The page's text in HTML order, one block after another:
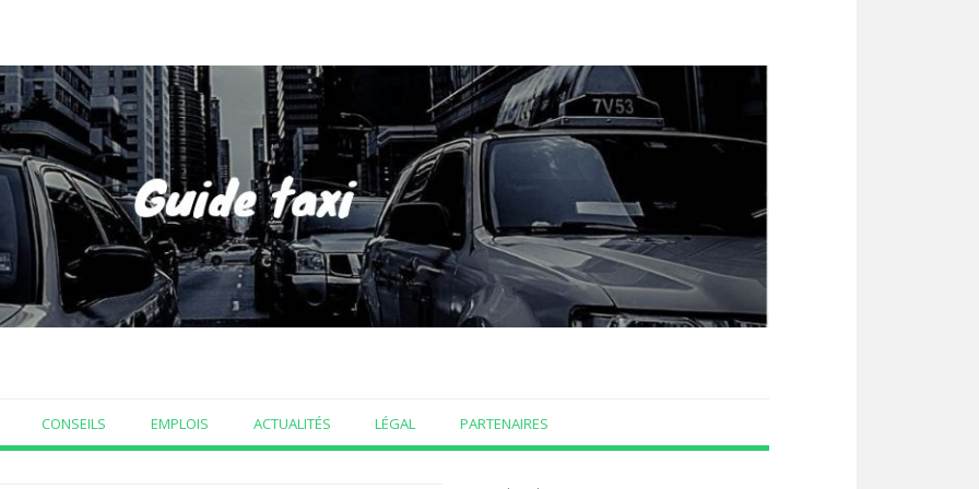
CONSEILS EMPLOIS ACTUALITÉS LÉGAL PARTENAIRES